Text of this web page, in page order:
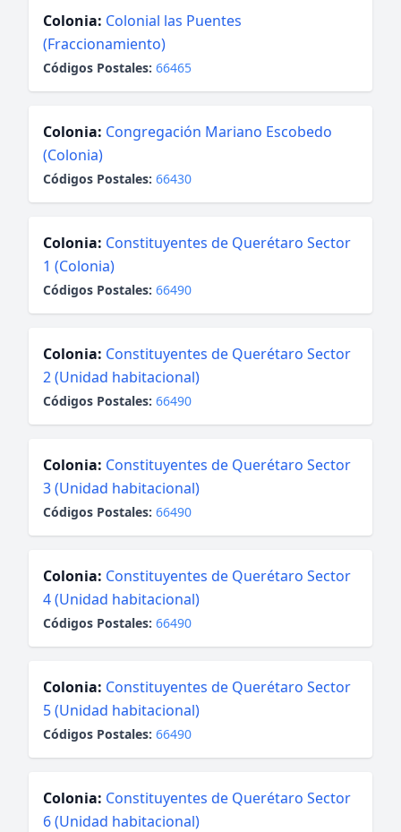
Colonia: Colonial las Puentes
(Fraccionamiento)
Códigos Postales: 66465
Colonia: Congregación Mariano Escobedo
(Colonia)
Códigos Postales: 66430
Colonia: Constituyentes de Querétaro Sector
1 (Colonia)
Códigos Postales: 66490
Colonia: Constituyentes de Querétaro Sector
2 (Unidad habitacional)
Códigos Postales: 66490
Colonia: Constituyentes de Querétaro Sector
3 (Unidad habitacional)
Códigos Postales: 66490
Colonia: Constituyentes de Querétaro Sector
4 (Unidad habitacional)
Códigos Postales: 66490
Colonia: Constituyentes de Querétaro Sector
5 (Unidad habitacional)
Códigos Postales: 66490
Colonia: Constituyentes de Querétaro Sector
6 (Unidad habitacional)